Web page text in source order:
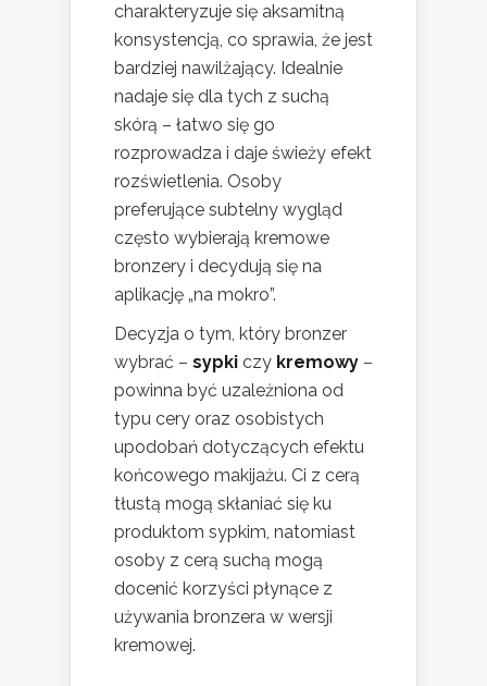
charakteryzuje się aksamitną
konsystencją, co sprawia, że jest
bardziej nawilżający. Idealnie
nadaje się dla tych z suchą
skórą – łatwo się go
rozprowadza i daje świeży efekt
rozświetlenia. Osoby
preferujące subtelny wygląd
często wybierają kremowe
bronzery i decydują się na
aplikację „na mokro”.
Decyzja o tym, który bronzer
wybrać – sypki czy kremowy –
powinna być uzależniona od
typu cery oraz osobistych
upodobań dotyczących efektu
końcowego makijażu. Ci z cerą
tłustą mogą skłaniać się ku
produktom sypkim, natomiast
osoby z cerą suchą mogą
docenić korzyści płynące z
używania bronzera w wersji
kremowej.